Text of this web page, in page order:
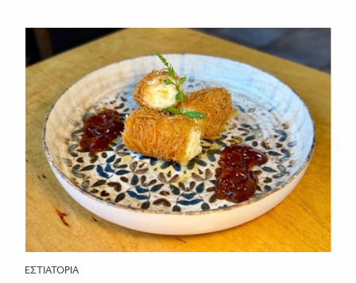
ΕΣΤΙΑΤΌΡΙΑ